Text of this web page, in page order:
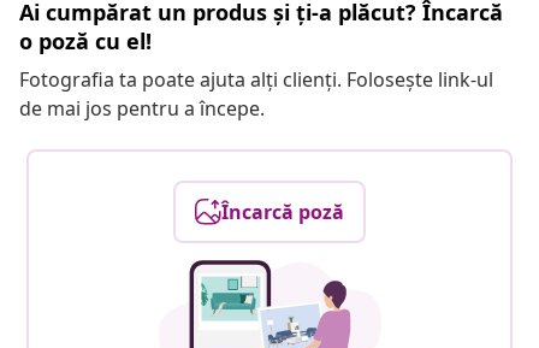
Ai cumpărat un produs și ți-a plăcut? Încarcă
o poză cu el!
Fotografia ta poate ajuta alți clienți. Folosește link-ul
de mai jos pentru a începe.
Încarcă poză